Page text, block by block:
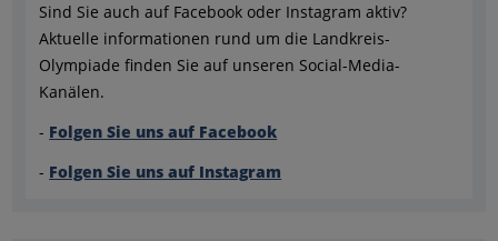
Sind Sie auch auf Facebook oder Instagram aktiv?
Aktuelle informationen rund um die Landkreis-
Olympiade finden Sie auf unseren Social-Media-
Kanälen.
- Folgen Sie uns auf Facebook
- Folgen Sie uns auf Instagram